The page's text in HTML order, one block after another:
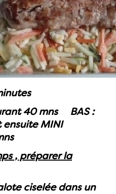
40 mns BAS :
ensuite MINI
, préparer la
ciselée dans un